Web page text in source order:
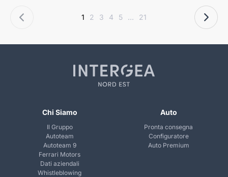
1 2 3 4 5 ... 21
Chi Siamo
Il Gruppo
Autoteam
Autoteam 9
Ferrari Motors
Dati aziendali
Whistleblowing
Auto
Pronta consegna
Configuratore
Auto Premium